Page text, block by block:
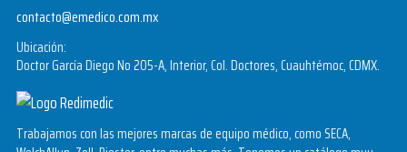
contacto@emedico.com.mx
Ubicación:
Doctor García Diego No 205-A, Interior, Col. Doctores, Cuauhtémoc, CDMX.
Trabajamos con las mejores marcas de equipo médico, como SECA,